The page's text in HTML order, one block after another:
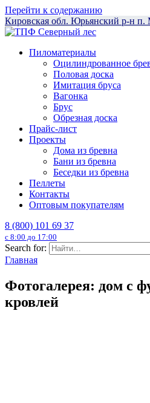
Перейти к содержанию
Кировская обл. Юрьянский р-н
Пиломатериалы
Оцилиндрованное
Половая доска
Имитация бруса
Вагонка
Брус
Обрезная доска
Прайс-лист
Проекты
Дома из бревна
Бани из бревна
Беседки из бревна
Пеллеты
Контакты
Оптовым покупателям
8 (800) 101 69 37
с 8:00 до 17:00
Search for:
Главная
Фотогалерея: дом с
кровлей